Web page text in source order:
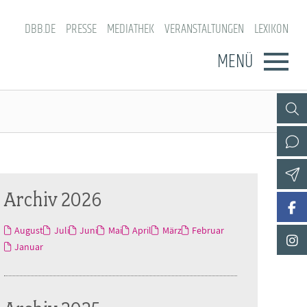
DBB.DE PRESSE MEDIATHEK VERANSTALTUNGEN LEXIKON
MENÜ
Archiv 2026
August Juli Juni Mai April März
Februar
Januar